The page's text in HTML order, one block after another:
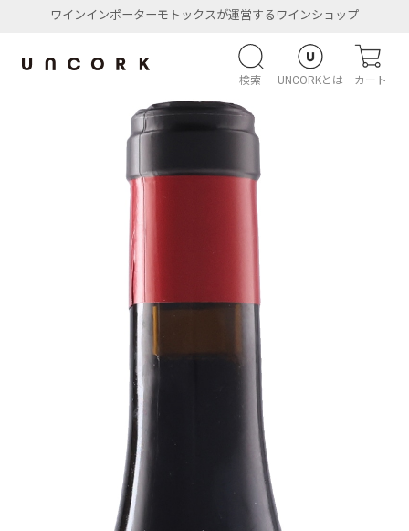
ワインインポーターモトックスが運営するワインショップ
検索 UNCORKとは カート